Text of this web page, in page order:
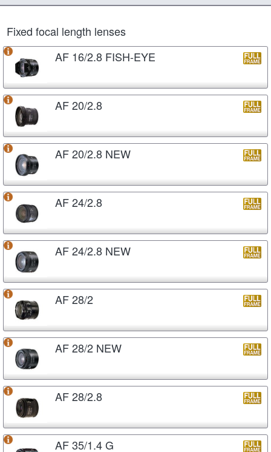
Fixed focal length lenses
AF 16/2.8 FISH-EYE
AF 20/2.8
AF 20/2.8 NEW
AF 24/2.8
AF 24/2.8 NEW
AF 28/2
AF 28/2 NEW
AF 28/2.8
AF 35/1.4 G